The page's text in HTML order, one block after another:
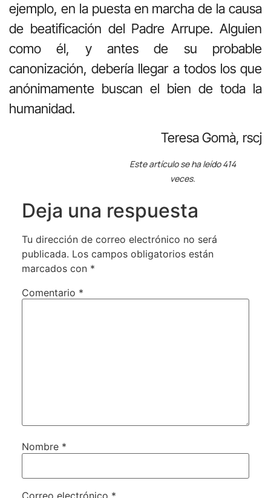
ejemplo, en la puesta en marcha de la causa
de beatificación del Padre Arrupe. Alguien
como él, y antes de su probable
canonización, debería llegar a todos los que
anónimamente buscan el bien de toda la
humanidad.
Teresa Gomà, rscj
Este artículo se ha leído 414
veces.
Deja una respuesta
Tu dirección de correo electrónico no será
publicada. Los campos obligatorios están
marcados con *
Comentario *
Nombre *
Correo electrónico *